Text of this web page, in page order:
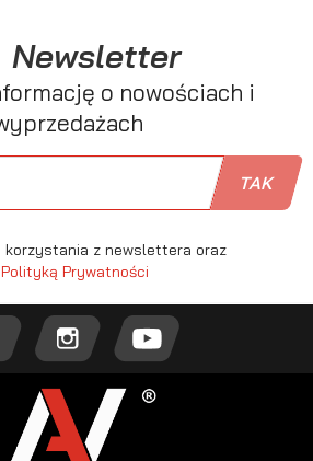
Newsletter
o nowościach i
korzystania z newslettera oraz
Polityką Prywatności